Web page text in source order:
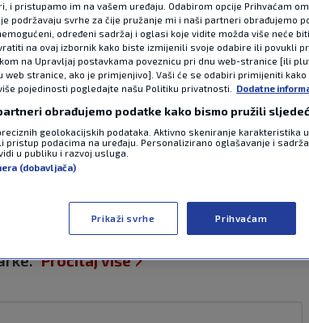
savez
prvi plan
trenera
0 komentara
udrugom “Pokaži srce”, predstavio je
mladih košarkaških trenera s
kadra i stvaranja kvalitetnijih
Pročitaj više
i pristupamo im na vašem uređaju. Odabirom opcije Prihvaćam
podržavaju svrhe za čije pružanje mi i naši partneri obrađujemo
određeni sadržaj i oglasi koje vidite možda više neće
na ovaj izbornik kako biste izmijenili svoje odabire ili povukli
na Upravljaj postavkama poveznicu pri dnu web-stranice [ili
web stranice, ako je primjenjivo]. Vaši će se odabiri primijeniti
pojedinosti pogledajte našu Politiku privatnosti.
Dodatne
obrađujemo podatke kako bismo pružili
geolokacijskih podataka. Aktivno skeniranje karakteristika
pristup podacima na uređaju. Personalizirano oglašavanje i
u publiku i razvoj usluga.
(dobavljača)
Prikaži svrhe Prihvaćam